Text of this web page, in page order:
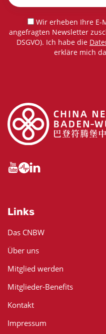
Wir erheben Ihre E-
angefragten Newsletter
DSGVO). Ich habe die
erkläre mich
Links
Das CNBW
Über uns
Mitglied werden
Mitglieder-Benefits
Kontakt
Impressum